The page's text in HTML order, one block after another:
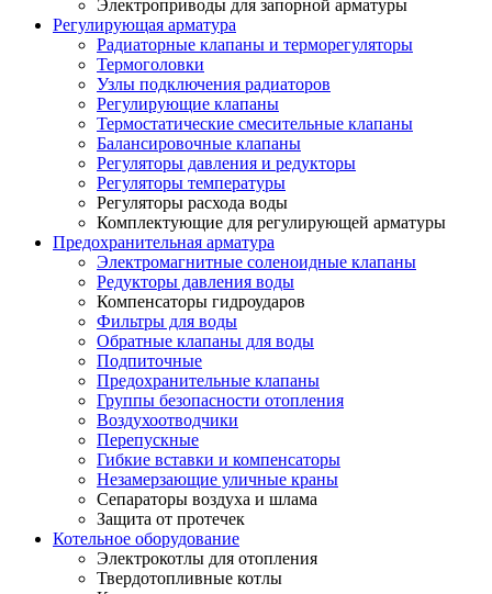
Электроприводы для запорной арматуры
Регулирующая арматура
Радиаторные клапаны и терморегуляторы
Термоголовки
Узлы подключения радиаторов
Регулирующие клапаны
Термостатические смесительные клапаны
Балансировочные клапаны
Регуляторы давления и редукторы
Регуляторы температуры
Регуляторы расхода воды
Комплектующие для регулирующей арматуры
Предохранительная арматура
Электромагнитные соленоидные клапаны
Редукторы давления воды
Компенсаторы гидроударов
Фильтры для воды
Обратные клапаны для воды
Подпиточные
Предохранительные клапаны
Группы безопасности отопления
Воздухоотводчики
Перепускные
Гибкие вставки и компенсаторы
Незамерзающие уличные краны
Сепараторы воздуха и шлама
Защита от протечек
Котельное оборудование
Электрокотлы для отопления
Твердотопливные котлы